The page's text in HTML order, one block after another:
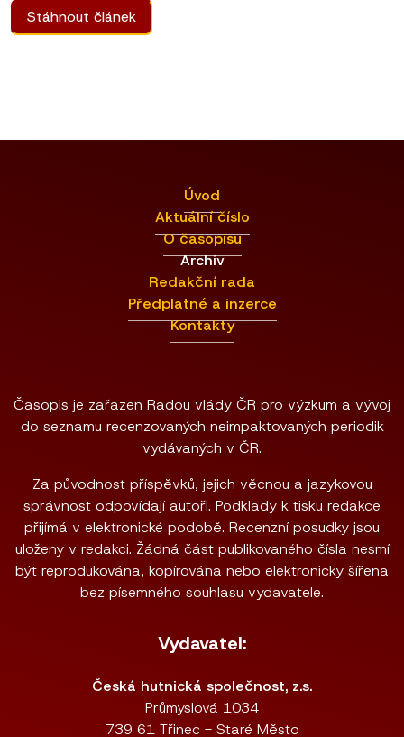
Stáhnout článek
Úvod
Aktuální číslo
O časopisu
Archiv
Redakční rada
Předplatné a inzerce
Kontakty
Časopis je zařazen Radou vlády ČR pro výzkum a vývoj
do seznamu recenzovaných neimpaktovaných periodik
vydávaných v ČR.
Za původnost příspěvků, jejich věcnou a jazykovou
správnost odpovídají autoři. Podklady k tisku redakce
přijímá v elektronické podobě. Recenzní posudky jsou
uloženy v redakci. Žádná část publikovaného čísla nesmí
být reprodukována, kopírována nebo elektronicky šířena
bez písemného souhlasu vydavatele.
Vydavatel:
Česká hutnická společnost, z.s.
Průmyslová 1034
739 61 Třinec - Staré Město